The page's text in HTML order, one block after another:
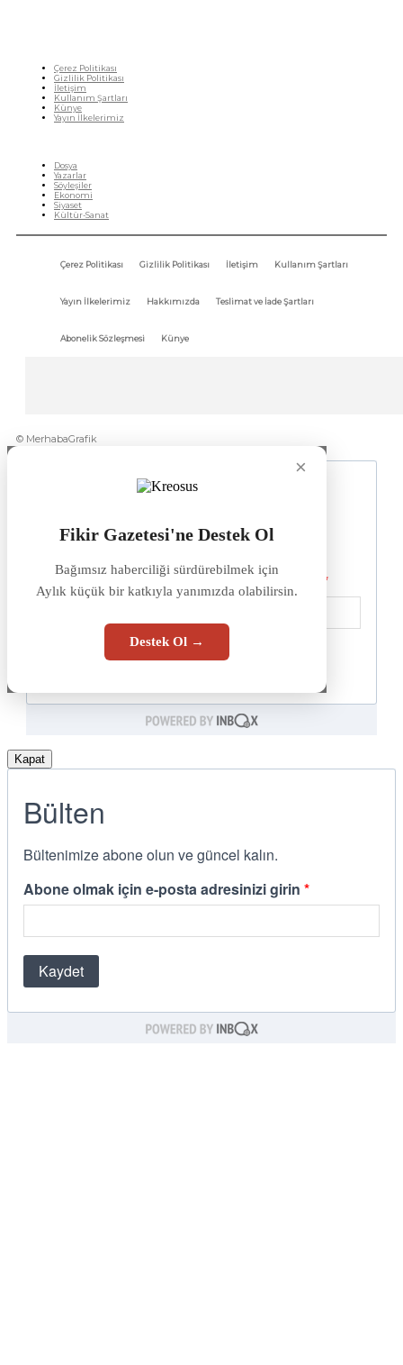
Çerez Politikası
Gizlilik Politikası
İletişim
Kullanım Şartları
Künye
Yayın İlkelerimiz
Dosya
Yazarlar
Söyleşiler
Ekonomi
Siyaset
Kültür-Sanat
Çerez Politikası Gizlilik Politikası İletişim Kullanım Şartları
Yayın İlkelerimiz Hakkımızda Teslimat ve İade Şartları
Abonelik Sözleşmesi Künye
© MerhabaGrafik
×
Fikir Gazetesi'ne Destek Ol
Bağımsız haberciliği sürdürebilmek için
Aylık küçük bir katkıyla yanımızda olabilirsin.
Destek Ol →
Kapat